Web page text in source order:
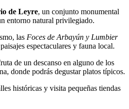
de Leyre, un conjunto monumental
entorno natural privilegiado.
las Foces de Arbayún y Lumbier
espectaculares y fauna local.
de un descanso en alguno de los
donde podrás degustar platos típicos.
históricas y visita pequeñas tiendas